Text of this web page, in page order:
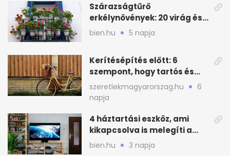
Szárazságtűrő
erkélynövények: 20 virág és
cserje a forró nyárra
bien.hu 5 napja
Kerítésépítés előtt: 6
szempont, hogy tartós és
praktikus legyen
szeretlekmagyarorszag.hu
6
napja
4 háztartási eszköz, ami
kikapcsolva is melegíti a
lakást
bien.hu 3 napja